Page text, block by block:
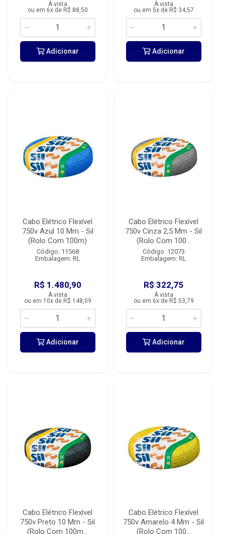
À vista
ou em 6x de R$ 88,50
Adicionar
À vista
ou em 5x de R$ 34,57
Adicionar
Cabo Elétrico Flexível
750v Azul 10 Mm - Sil
(Rolo Com 100m)
Código: 11568
Embalagem: RL
R$ 1.480,90
À vista
ou em 10x de R$ 148,09
Adicionar
Cabo Elétrico Flexível
750v Cinza 2,5 Mm - Sil
(Rolo Com 100...
Código: 12073
Embalagem: RL
R$ 322,75
À vista
ou em 6x de R$ 53,79
Adicionar
Cabo Elétrico Flexível
750v Preto 10 Mm - Sil
(Rolo Com 100m...
Cabo Elétrico Flexível
750v Amarelo 4 Mm - Sil
(Rolo Com 100...